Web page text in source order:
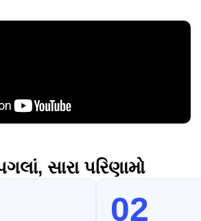
સારા પરિણામો
02